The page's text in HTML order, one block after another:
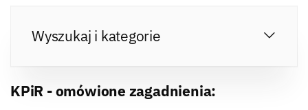
Wyszukaj i kategorie
KPiR - omówione zagadnienia: